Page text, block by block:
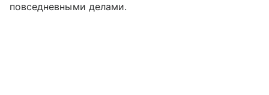
повседневными делами.